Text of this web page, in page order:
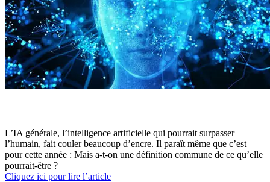
L’IA générale, l’intelligence artificielle qui pourrait surpasser
l’humain, fait couler beaucoup d’encre. Il paraît même que c’est
pour cette année : Mais a-t-on une définition commune de ce qu’elle
pourrait-être ?
Cliquez ici pour lire l’article